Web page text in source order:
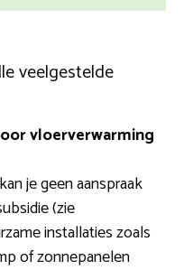
veelgestelde
vloerverwarming
je geen aanspraak
(zie
installaties zoals
of zonnepanelen